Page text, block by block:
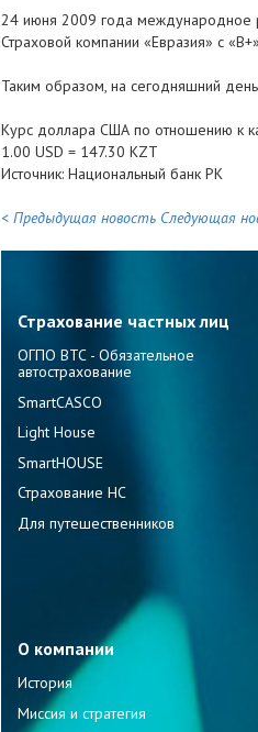
24 июня 2009 года международное
Страховой компании «Евразия» с
Таким образом, на сегодняшний
Курс доллара США по отношению к
1.00 USD = 147.30 KZT
Источник: Национальный банк РК
< Предыдущая новость Следующая
Страхование частных лиц
ОГПО ВТС - Обязательное
автострахование
SmartCASCO
Light House
SmartHOUSE
Страхование НС
Для путешественников
О компании
История
Миссия и стратегия